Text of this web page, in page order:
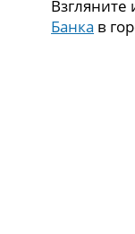
Взгляните
Банка в